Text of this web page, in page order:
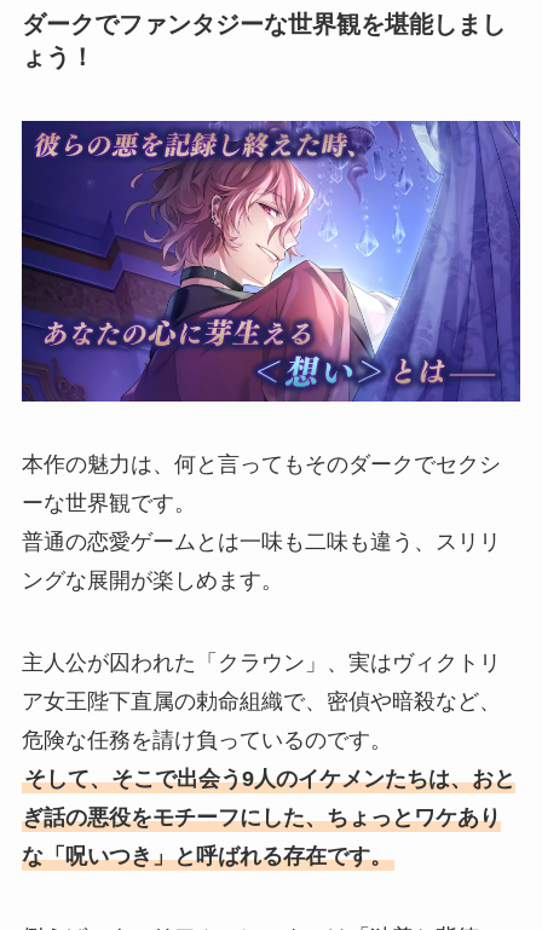
ダークでファンタジーな世界観を堪能しまし
ょう！
本作の魅力は、何と言ってもそのダークでセクシ
ーな世界観です。
普通の恋愛ゲームとは一味も二味も違う、スリリ
ングな展開が楽しめます。
主人公が囚われた「クラウン」、実はヴィクトリ
ア女王陛下直属の勅命組織で、密偵や暗殺など、
危険な任務を請け負っているのです。
そして、そこで出会う9人のイケメンたちは、おと
ぎ話の悪役をモチーフにした、ちょっとワケあり
な「呪いつき」と呼ばれる存在です。